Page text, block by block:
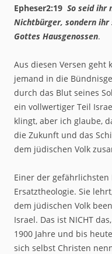
Epheser2:19 So seid ihr
Nichtbürger, sondern
Gottes Hausgenossen.
Aus diesen Versen geht
jemand in die
durch das Blut seines
ein vollwertiger Teil
klingt, aber ich glaube,
die Zukunft und das
dem jüdischen Volk
Einer der
Ersatztheologie. Sie
dem jüdischen Volk
Israel. Das ist NICHT
1900 Jahre und bis
sich selbst Christen